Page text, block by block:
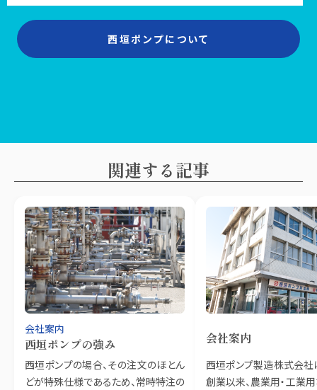
西垣ポンプについて
関連する記事
会社案内
西垣ポンプの強み
西垣ポンプの場合、その注文のほとん
どが特殊仕様であるため、常時特注の
会社案内
西垣ポンプ製造株式会
創業以来、農業用・工業用